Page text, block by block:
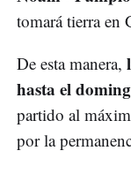
tomará tierra en
De esta manera,
hasta el
partido al
por la